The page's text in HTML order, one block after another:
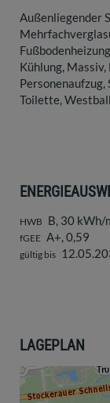
Außenliegender
Fußbodenheizung
Kühlung Massiv
Personenaufzug
Toilette
HWB B, 30 kWh/
fGEE A+, 0,59
gültig bis
LAGEPLAN